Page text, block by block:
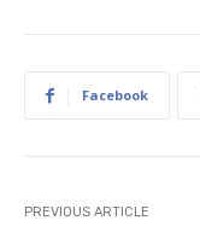
Facebook
PREVIOUS ARTICLE